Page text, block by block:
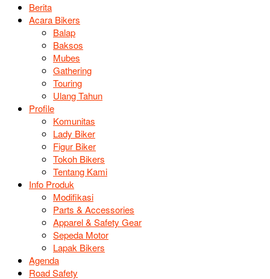
Berita
Acara Bikers
Balap
Baksos
Mubes
Gathering
Touring
Ulang Tahun
Profile
Komunitas
Lady Biker
Figur Biker
Tokoh Bikers
Tentang Kami
Info Produk
Modifikasi
Parts & Accessories
Apparel & Safety Gear
Sepeda Motor
Lapak Bikers
Agenda
Road Safety